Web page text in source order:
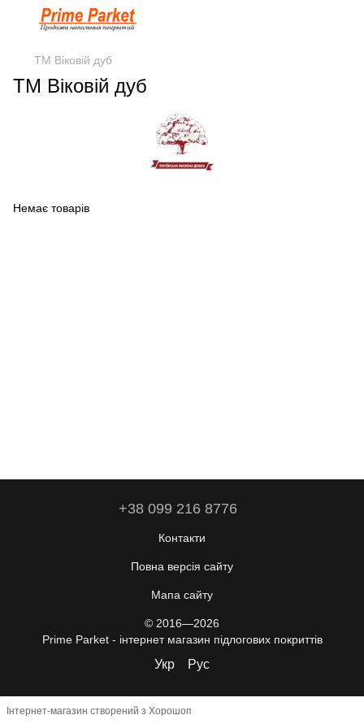
ТМ Вiковій дуб
ТМ Вiковій дуб
Немає товарів
+38 099 216 8776
Контакти
Повна версія сайту
Мапа сайту
© 2016—2026
Prime Parket - інтернет магазин підлогових покриттів
Укр Рус
Інтернет-магазин створений з Хорошоп